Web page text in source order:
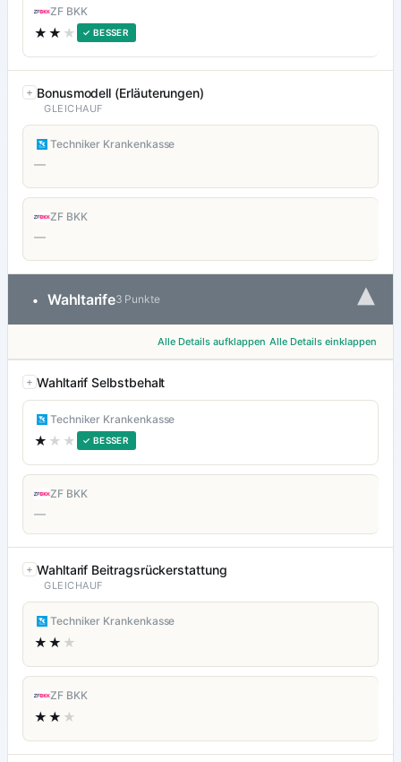
ZF BKK
★★ ★ ✓ BESSER
Bonusmodell (Erläuterungen)
GLEICHAUF
Techniker Krankenkasse
—
ZF BKK
—
• Wahltarife3 Punkte ▾
Alle Details aufklappen Alle Details einklappen
Wahltarif Selbstbehalt
Techniker Krankenkasse
★ ★★ ✓ BESSER
ZF BKK
—
Wahltarif Beitragsrückerstattung
GLEICHAUF
Techniker Krankenkasse
★★ ★
ZF BKK
★★ ★